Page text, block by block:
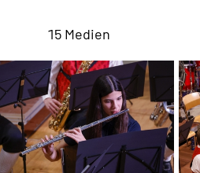
15 Medien